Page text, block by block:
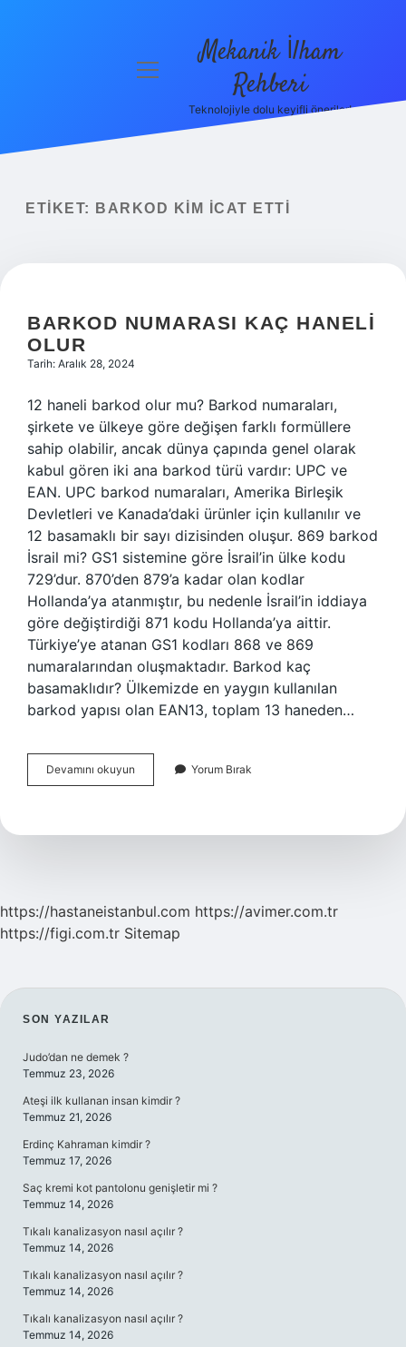
menüyü
Mekanik İlham
Rehberi
Teknolojiyle dolu keyifli öneriler!
ETIKET: BARKOD KIM ICAT ETTI
BARKOD NUMARASI KAÇ HANELI
OLUR
Tarih: Aralık 28, 2024
12 haneli barkod olur mu? Barkod numaraları,
şirkete ve ülkeye göre değişen farklı formüllere
sahip olabilir, ancak dünya çapında genel olarak
kabul gören iki ana barkod türü vardır: UPC ve
EAN. UPC barkod numaraları, Amerika Birleşik
Devletleri ve Kanada’daki ürünler için kullanılır ve
12 basamaklı bir sayı dizisinden oluşur. 869 barkod
İsrail mi? GS1 sistemine göre İsrail’in ülke kodu
729’dur. 870’den 879’a kadar olan kodlar
Hollanda’ya atanmıştır, bu nedenle İsrail’in iddiaya
göre değiştirdiği 871 kodu Hollanda’ya aittir.
Türkiye’ye atanan GS1 kodları 868 ve 869
numaralarından oluşmaktadır. Barkod kaç
basamaklıdır? Ülkemizde en yaygın kullanılan
barkod yapısı olan EAN13, toplam 13 haneden…
Devamını okuyun
Numarası
Olur
Yorum Bırak
https://hastaneistanbul.com https://avimer.com.tr
https://figi.com.tr Sitemap
SIDEBAR
SON YAZILAR
Judo’dan ne demek ?
Temmuz 23, 2026
Ateşi ilk kullanan insan kimdir ?
Temmuz 21, 2026
Erdinç Kahraman kimdir ?
Temmuz 17, 2026
Saç kremi kot pantolonu genişletir mi ?
Temmuz 14, 2026
Tıkalı kanalizasyon nasıl açılır ?
Temmuz 14, 2026
Tıkalı kanalizasyon nasıl açılır ?
Temmuz 14, 2026
Tıkalı kanalizasyon nasıl açılır ?
Temmuz 14, 2026